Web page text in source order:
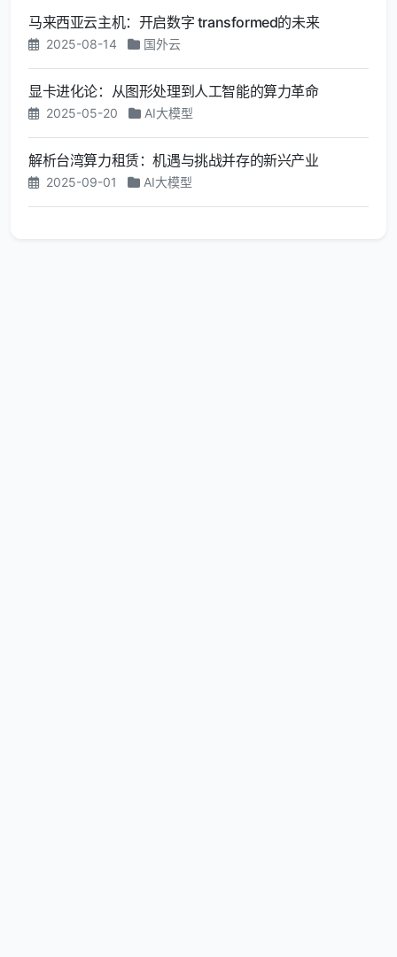
马来西亚云主机：开启数字 transformed的未来
2025-08-14 国外云
显卡进化论：从图形处理到人工智能的算力革命
2025-05-20 AI大模型
解析台湾算力租赁：机遇与挑战并存的新兴产业
2025-09-01 AI大模型